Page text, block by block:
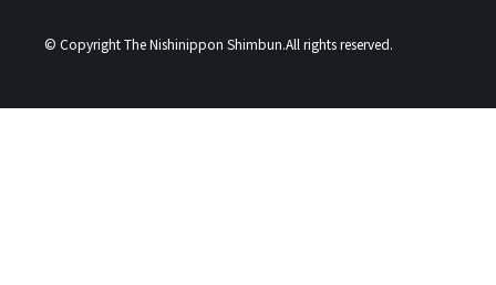
© Copyright The Nishinippon Shimbun.All rights reserved.